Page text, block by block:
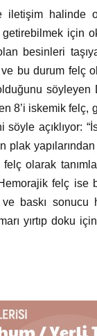
iletişim halinde
getirebilmek için
besinleri
bu durum felç
söyleyen
8’i iskemik felç,
açıklıyor:
olarak
felç
baskı sonucu
yırtıp doku